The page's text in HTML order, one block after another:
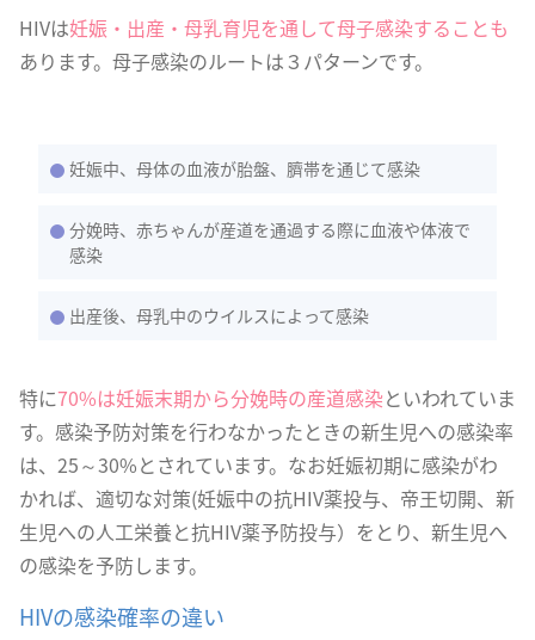
HIVは妊娠・出産・母乳育児を通して母子感染することも
あります。母子感染のルートは３パターンです。
妊娠中、母体の血液が胎盤、臍帯を通じて感染
分娩時、赤ちゃんが産道を通過する際に血液や体液で
感染
出産後、母乳中のウイルスによって感染
特に70%は妊娠末期から分娩時の産道感染といわれていま
す。感染予防対策を行わなかったときの新生児への感染率
は、25～30%とされています。なお妊娠初期に感染がわ
かれば、適切な対策(妊娠中の抗HIV薬投与、帝王切開、新
生児への人工栄養と抗HIV薬予防投与）をとり、新生児へ
の感染を予防します。
HIVの感染確率の違い